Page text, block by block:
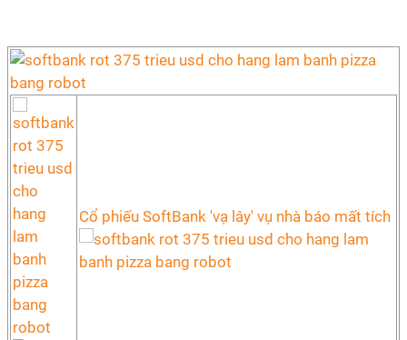
Cổ phiếu SoftBank 'vạ lây' vụ nhà báo mất tích